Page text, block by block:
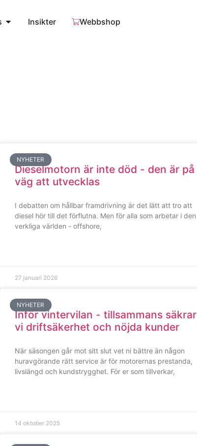
Insikter Webbshop
NYHETER
Dieselmotorn är inte död - den är på
väg att utvecklas
I debatten om hållbar framdrivning är det lätt att tro att
diesel hör till det förflutna. Men för alla som arbetar i den
verkliga världen - offshore,
27 januari 2026
NYHETER
Inför vintervilan - tillsammans säkrar
vi driftsäkerhet och nöjda kunder
När säsongen går mot sitt slut vet ni bättre än någon
huravgörande rätt service är för motorernas prestanda,
livslängd och kundstrygghet. För er som tillverkar,
14 oktober 2025